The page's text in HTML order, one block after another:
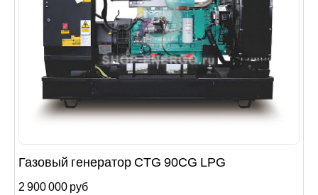
Газовый генератор CTG 90CG LPG
2 900 000 руб